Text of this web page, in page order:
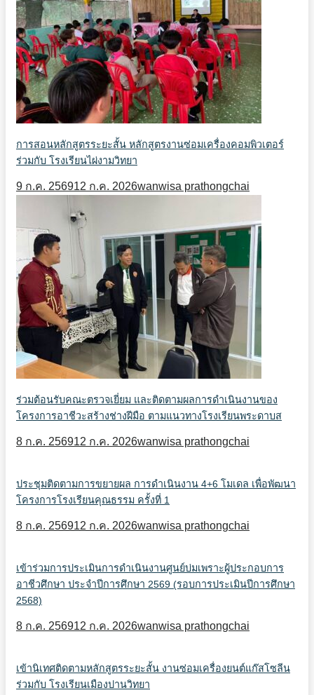
การสอนหลักสูตรระยะสั้น หลักสูตรงานซ่อมเครื่องคอมพิวเตอร์
ร่วมกับ โรงเรียนไผ่งามวิทยา
9 ก.ค. 256912 ก.ค. 2026wanwisa prathongchai
ร่วมต้อนรับคณะตรวจเยี่ยม และติดตามผลการดำเนินงานของ
โครงการอาชีวะสร้างช่างฝีมือ ตามแนวทางโรงเรียนพระดาบส
8 ก.ค. 256912 ก.ค. 2026wanwisa prathongchai
ประชุมติดตามการขยายผล การดำเนินงาน 4+6 โมเดล เพื่อพัฒนา
โครงการโรงเรียนคุณธรรม ครั้งที่ 1
8 ก.ค. 256912 ก.ค. 2026wanwisa prathongchai
เข้าร่วมการประเมินการดำเนินงานศูนย์บ่มเพราะผู้ประกอบการ
อาชีวศึกษา ประจำปีการศึกษา 2569 (รอบการประเมินปีการศึกษา
2568)
8 ก.ค. 256912 ก.ค. 2026wanwisa prathongchai
เข้านิเทศติดตามหลักสูตรระยะสั้น งานซ่อมเครื่องยนต์แก๊สโซลีน
ร่วมกับ โรงเรียนเมืองปานวิทยา